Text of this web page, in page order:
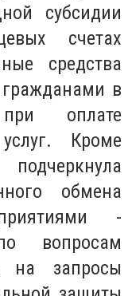
субсидии
счетах
средства
в
оплате
Кроме
обмена
-
вопросам
на запросы